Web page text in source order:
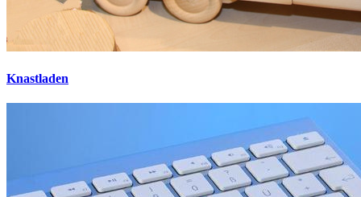
Knastladen